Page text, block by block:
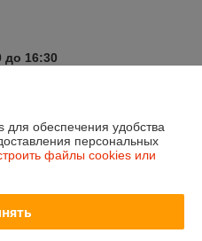
до 16:30
12.12.2025
обеспечения удобства
персональных
файлы cookies или